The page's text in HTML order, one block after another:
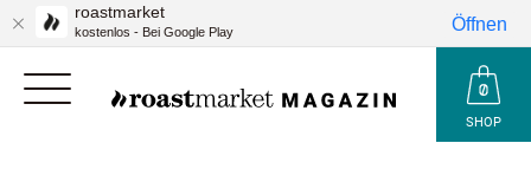
SHOP
roastmarket
kostenlos - Bei Google Play Öffnen